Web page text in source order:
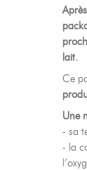
lait.
Ce
Une
- sa
- la